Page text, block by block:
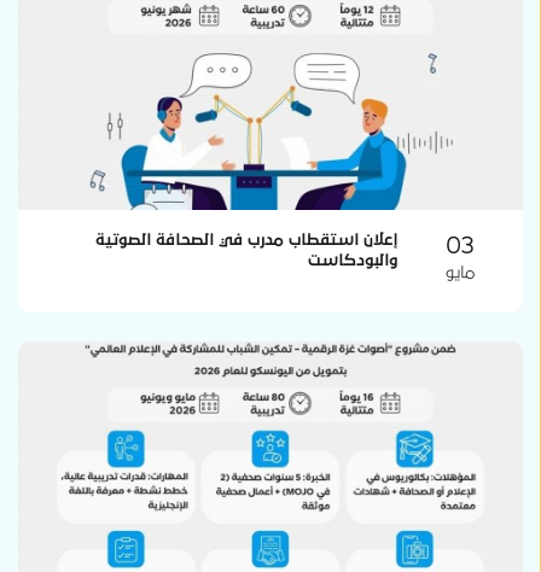
03
مايو
إعلان استقطاب مدرب في الصحافة الصوتية
والبودكاست